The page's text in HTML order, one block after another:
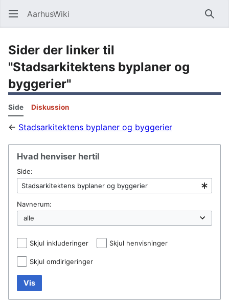
AarhusWiki Søg
Sider der linker til
"Stadsarkitektens byplaner og
byggerier"
Side Diskussion
← Stadsarkitektens byplaner og byggerier
Hvad henviser hertil
Side:
Navnerum:
Skjul inkluderinger Skjul henvisninger
Skjul omdirigeringer
Vis